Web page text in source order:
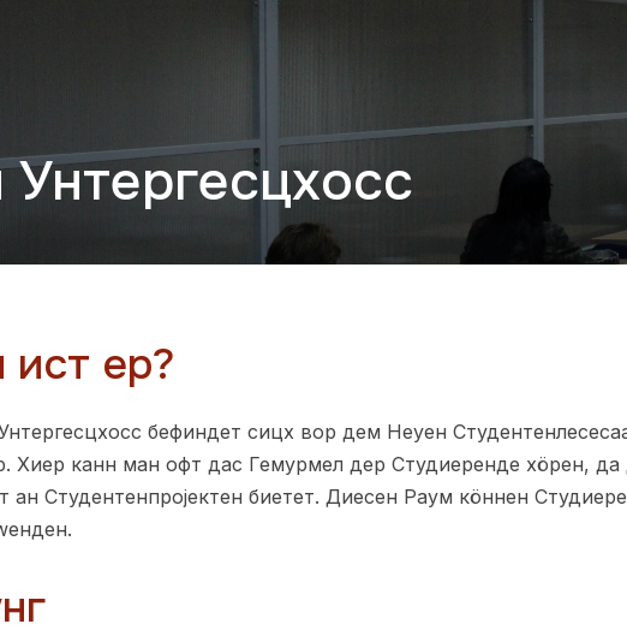
ер?
бефиндет сицх вор дем Неуен
Хиер канн ман офт дас Гемурмел дер Студиеренде хöрен,
ан Студентенпројектен биетет. Диесен Раум кöннен